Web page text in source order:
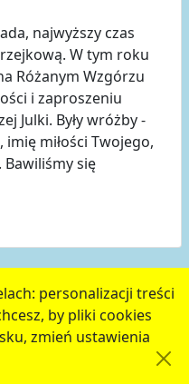
personalizacji treści
by pliki cookies
zmień ustawienia
najwyższy czas
W tym roku
Różanym Wzgórzu
i zaproszeniu
Julki. Były wróżby -
imię miłości Twojego,
się
6 7 następne
www.chojnow.eu
(w
w Chojnowie